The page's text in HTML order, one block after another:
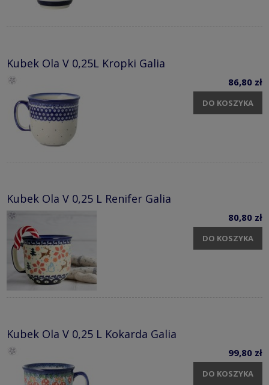
Kubek Ola V 0,25L Kropki Galia
86,80 zł
DO KOSZYKA
Kubek Ola V 0,25 L Renifer Galia
80,80 zł
DO KOSZYKA
Kubek Ola V 0,25 L Kokarda Galia
99,80 zł
DO KOSZYKA